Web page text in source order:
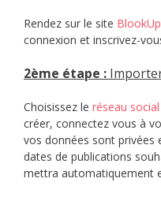
Rendez sur le site BlookUp
connexion et inscrivez-
2ème étape :
Choisissez le réseau social
créer, connectez vous à
vos données sont privées
dates de publications
mettra automatiquement